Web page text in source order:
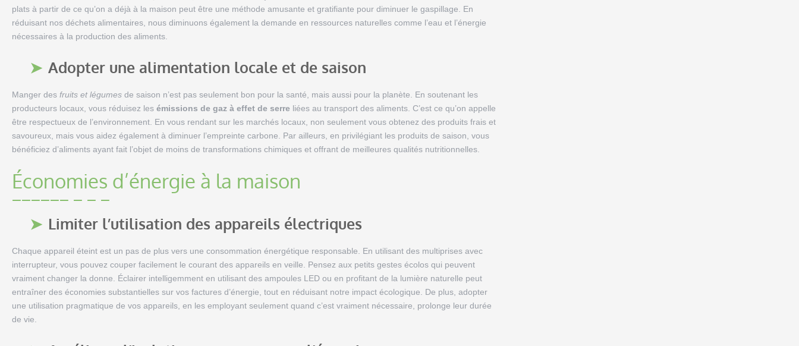
plats à partir de ce qu’on a déjà à la maison peut être une méthode amusante et gratifiante pour diminuer le gaspillage. En
réduisant nos déchets alimentaires, nous diminuons également la demande en ressources naturelles comme l’eau et l’énergie
nécessaires à la production des aliments.
Adopter une alimentation locale et de saison
Manger des fruits et légumes de saison n’est pas seulement bon pour la santé, mais aussi pour la planète. En soutenant les
producteurs locaux, vous réduisez les émissions de gaz à effet de serre liées au transport des aliments. C’est ce qu’on appelle
être respectueux de l’environnement. En vous rendant sur les marchés locaux, non seulement vous obtenez des produits frais et
savoureux, mais vous aidez également à diminuer l’empreinte carbone. Par ailleurs, en privilégiant les produits de saison, vous
bénéficiez d’aliments ayant fait l’objet de moins de transformations chimiques et offrant de meilleures qualités nutritionnelles.
Économies d’énergie à la maison
Limiter l’utilisation des appareils électriques
Chaque appareil éteint est un pas de plus vers une consommation énergétique responsable. En utilisant des multiprises avec
interrupteur, vous pouvez couper facilement le courant des appareils en veille. Pensez aux petits gestes écolos qui peuvent
vraiment changer la donne. Éclairer intelligemment en utilisant des ampoules LED ou en profitant de la lumière naturelle peut
entraîner des économies substantielles sur vos factures d’énergie, tout en réduisant notre impact écologique. De plus, adopter
une utilisation pragmatique de vos appareils, en les employant seulement quand c’est vraiment nécessaire, prolonge leur durée
de vie.